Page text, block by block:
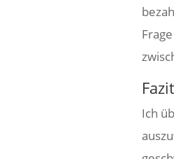
Fazit
Ich